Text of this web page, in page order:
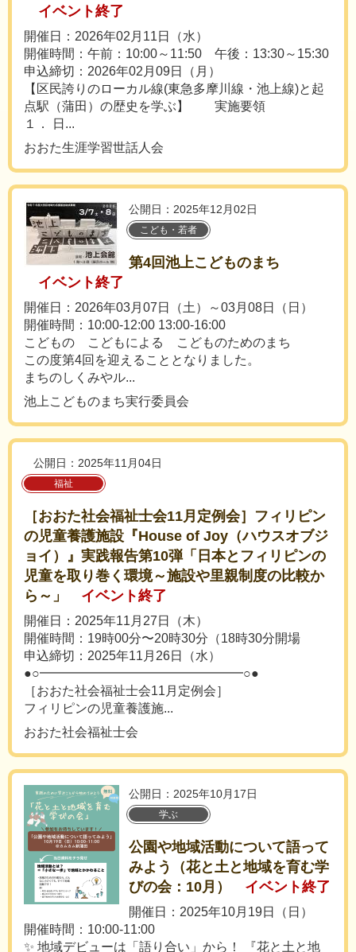
イベント終了
開催日：2026年02月11日（水）
開催時間：午前：10:00～11:50 午後：13:30～15:30
申込締切：2026年02月09日（月）
【区民誇りのローカル線(東急多摩川線・池上線)と起
点駅（蒲田）の歴史を学ぶ】 実施要領
１． 日...
おおた生涯学習世話人会
公開日：2025年12月02日
こども・若者
第4回池上こどものまち
イベント終了
開催日：2026年03月07日（土）～03月08日（日）
開催時間：10:00-12:00 13:00-16:00
こどもの こどもによる こどものためのまち
この度第4回を迎えることとなりました。
まちのしくみやル...
池上こどものまち実行委員会
公開日：2025年11月04日
福祉
［おおた社会福祉士会11月定例会］フィリピン
の児童養護施設『House of Joy（ハウスオブジ
ョイ）』実践報告第10弾「日本とフィリピンの
児童を取り巻く環境～施設や里親制度の比較か
ら～」
イベント終了
開催日：2025年11月27日（木）
開催時間：19時00分〜20時30分（18時30分開場
申込締切：2025年11月26日（水）
●○━━━━━━━━━━━━━━━━○●
［おおた社会福祉士会11月定例会］
フィリピンの児童養護施...
おおた社会福祉士会
公開日：2025年10月17日
学ぶ
公園や地域活動について語って
みよう（花と土と地域を育む学
びの会：10月）
イベント終了
開催日：2025年10月19日（日）
開催時間：10:00-11:00
✨ 地域デビューは「語り合い」から！ 『花と土と地